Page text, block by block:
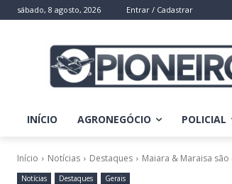
sábado, 8 agosto, 2026 Entrar / Cadastrar
INÍCIO AGRONEGÓCIO POLICIAL
Início Notícias Destaques Maiara & Maraisa
Notícias Destaques Gerais